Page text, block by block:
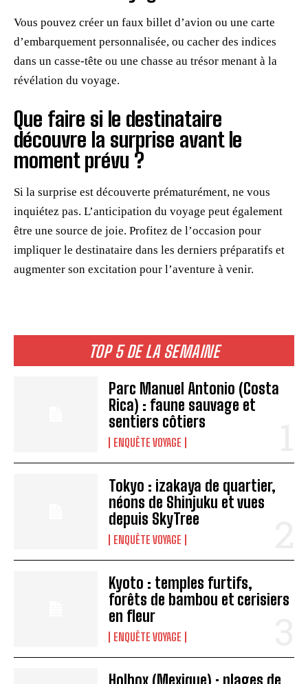
TOP 5 DE LA SEMAINE
Parc Manuel Antonio (Costa
Rica) : faune sauvage et
sentiers côtiers
ENQUÊTE VOYAGE
Tokyo : izakaya de quartier,
néons de Shinjuku et vues
depuis SkyTree
ENQUÊTE VOYAGE
Kyoto : temples furtifs,
forêts de bambou et cerisiers
en fleur
ENQUÊTE VOYAGE
Vous pouvez créer un faux billet d’avion ou une carte
d’embarquement personnalisée, ou cacher des indices
dans un casse-tête ou une chasse au trésor menant à la
révélation du voyage.
Que faire si le destinataire
découvre la surprise avant le
moment prévu ?
Si la surprise est découverte prématurément, ne vous
inquiétez pas. L’anticipation du voyage peut également
être une source de joie. Profitez de l’occasion pour
impliquer le destinataire dans les derniers préparatifs et
augmenter son excitation pour l’aventure à venir.